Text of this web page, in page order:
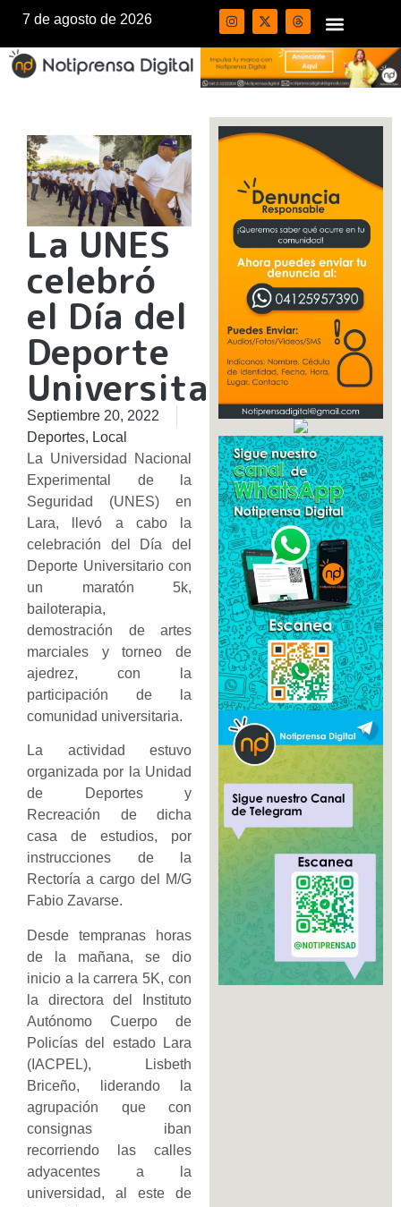
7 de agosto de 2026
La UNES
celebró
el Día del
Deporte
Universitario
Septiembre 20, 2022
Deportes, Local
La Universidad Nacional
Experimental de la
Seguridad (UNES) en
Lara, llevó a cabo la
celebración del Día del
Deporte Universitario con
un maratón 5k,
bailoterapia,
demostración de artes
marciales y torneo de
ajedrez, con la
participación de la
comunidad universitaria.
La actividad estuvo
organizada por la Unidad
de Deportes y
Recreación de dicha
casa de estudios, por
instrucciones de la
Rectoría a cargo del M/G
Fabio Zavarse.
Desde tempranas horas
de la mañana, se dio
inicio a la carrera 5K, con
la directora del Instituto
Autónomo Cuerpo de
Policías del estado Lara
(IACPEL), Lisbeth
Briceño, liderando la
agrupación que con
consignas iban
recorriendo las calles
adyacentes a la
universidad, al este de